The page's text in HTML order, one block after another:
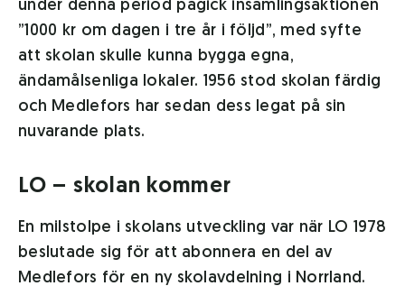
under denna period pågick insamlingsaktionen
”1000 kr om dagen i tre år i följd”, med syfte
att skolan skulle kunna bygga egna,
ändamålsenliga lokaler. 1956 stod skolan färdig
och Medlefors har sedan dess legat på sin
nuvarande plats.
LO – skolan kommer
En milstolpe i skolans utveckling var när LO 1978
beslutade sig för att abonnera en del av
Medlefors för en ny skolavdelning i Norrland.